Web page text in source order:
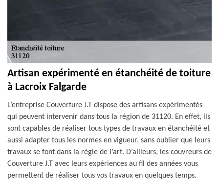
Artisan expérimenté en étanchéité de toiture
à Lacroix Falgarde
L’entreprise Couverture J.T dispose des artisans expérimentés
qui peuvent intervenir dans tous la région de 31120. En effet, ils
sont capables de réaliser tous types de travaux en étanchéité et
aussi adapter tous les normes en vigueur, sans oublier que leurs
travaux se font dans la règle de l’art. D’ailleurs, les couvreurs de
Couverture J.T avec leurs expériences au fil des années vous
permettent de réaliser tous vos travaux en quelques temps.